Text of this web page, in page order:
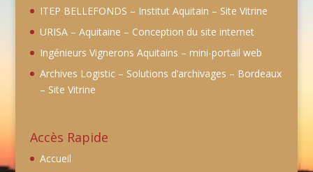
ITEP BELLEFONDS – Institut Aquitain – Site Vitrine
URISA – Aquitaine – Conception du site internet
Ingénieurs Vignerons Aquitains – mini-portail web
Archives Logistic – Solutions d’archivages – Bordeaux
– Site Vitrine
Accès Rapide
Accueil